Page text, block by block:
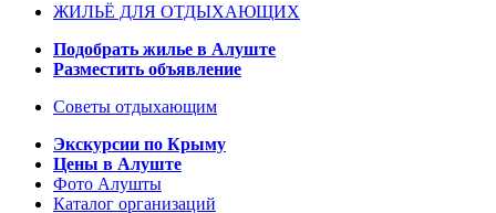
ЖИЛЬЁ ДЛЯ ОТДЫХАЮЩИХ
Подобрать жилье в Алуште
Разместить объявление
Советы отдыхающим
Экскурсии по Крыму
Цены в Алуште
Фото Алушты
Каталог организаций